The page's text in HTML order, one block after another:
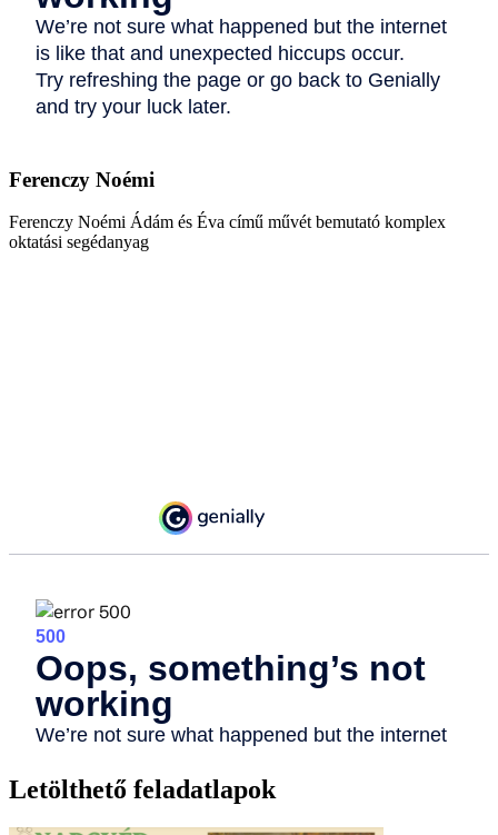
Ferenczy Noémi
Ferenczy Noémi Ádám és Éva című művét bemutató komplex
oktatási segédanyag
Letölthető feladatlapok